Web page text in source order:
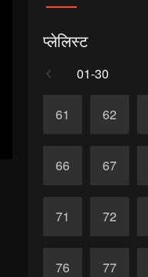
प्लेलिस्ट
01-30
61 62
66 67
71 72
76 77